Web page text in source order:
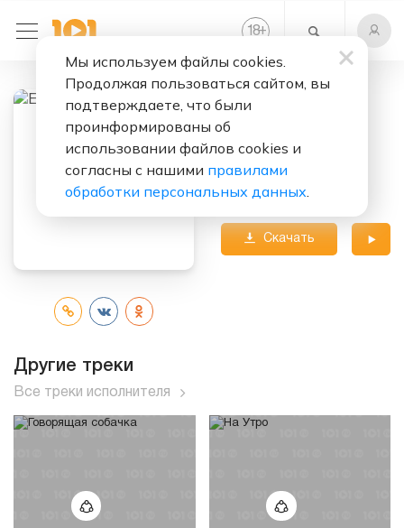
18+
Слушать бесплатно
Опрос
Исполнитель:
Ефим Шифрин
Скачать
Другие треки
Все треки исполнителя
Мы используем файлы cookies.
Продолжая пользоваться сайтом, вы
подтверждаете, что были
проинформированы об
использовании файлов cookies и
согласны с нашими правилами
обработки персональных данных.